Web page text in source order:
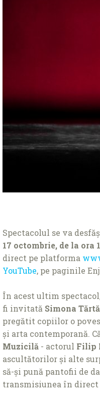
Spectacolul se va
17 octombrie, de la ora
direct pe platforma
YouTube, pe paginile
În acest ultim
fi invitată Simona
pregătit copiilor o
și arta contemporană.
Muzicilă - actorul Filip
ascultătorilor și alte
să-și pună pantofii de
transmisiunea în direct